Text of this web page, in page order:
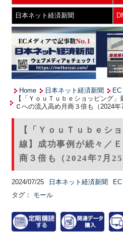
日本ネット経済新聞
Home 日本ネット経済新聞
EC
【「ＹｏｕＴｕｂｅショッピング
Ｃへの流入高め月商３倍も（2024年
【「ＹｏｕＴｕｂｅシ
線】成功事例が続々／
商３倍も（2024年7月25
2024/07/25 日本ネット経済新聞
EC
タグ：
モール